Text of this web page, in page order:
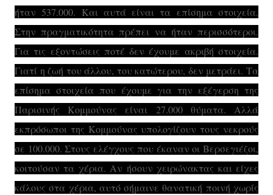
ήταν 537.000. Και αυτά είναι τα επίσημα στοιχεία.
Στην πραγματικότητα πρέπει να ήταν περισσότεροι.
Για τις εξοντώσεις ποτέ δεν έχουμε ακριβή στοιχεία.
Γιατί η ζωή του άλλου, του κατώτερου, δεν μετράει. Τα
επίσημα στοιχεία που έχουμε για την εξέγερση της
Παρισινής Κομμούνας είναι 27.000 θύματα. Αλλά
εκπρόσωποι της Κομμούνας υπολογίζουν τους νεκρούς
σε 100.000. Στους ελέγχους που έκαναν οι Βερσεγιέζοι,
κοιτούσαν τα χέρια. Αν ήσουν χειρώνακτας και είχες
κάλους στα χέρια, αυτό σήμαινε θανατική ποινή χωρίς